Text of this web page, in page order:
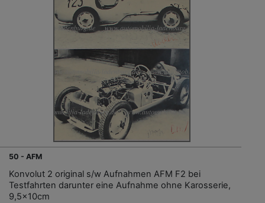
50 - AFM
Konvolut 2 original s/w Aufnahmen AFM F2 bei
Testfahrten darunter eine Aufnahme ohne Karosserie,
9,5x10cm